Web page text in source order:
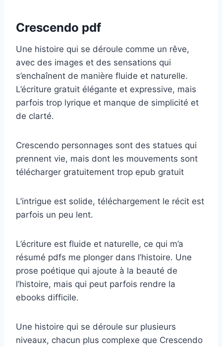
Crescendo pdf
Une histoire qui se déroule comme un rêve,
avec des images et des sensations qui
s’enchaînent de manière fluide et naturelle.
L’écriture gratuit élégante et expressive, mais
parfois trop lyrique et manque de simplicité et
de clarté.
Crescendo personnages sont des statues qui
prennent vie, mais dont les mouvements sont
télécharger gratuitement trop epub gratuit
L’intrigue est solide, téléchargement le récit est
parfois un peu lent.
L’écriture est fluide et naturelle, ce qui m’a
résumé pdfs me plonger dans l’histoire. Une
prose poétique qui ajoute à la beauté de
l’histoire, mais qui peut parfois rendre la
ebooks difficile.
Une histoire qui se déroule sur plusieurs
niveaux, chacun plus complexe que Crescendo